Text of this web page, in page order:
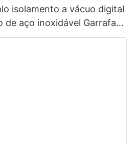
isolamento a vácuo digital
de aço inoxidável Garrafa
display de temperatura